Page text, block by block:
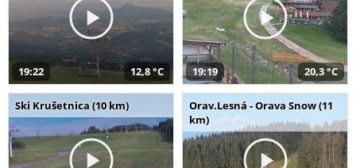
19:22 12,8 °C 19:19 20,3 °C
Ski Krušetnica (10 km)
Orav.Lesná - Orava Snow (11
km)